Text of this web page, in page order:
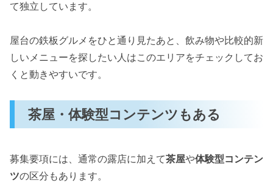
て独立しています。
屋台の鉄板グルメをひと通り見たあと、飲み物や比較的新
しいメニューを探したい人はこのエリアをチェックしてお
くと動きやすいです。
茶屋・体験型コンテンツもある
募集要項には、通常の露店に加えて茶屋や体験型コンテン
ツの区分もあります。